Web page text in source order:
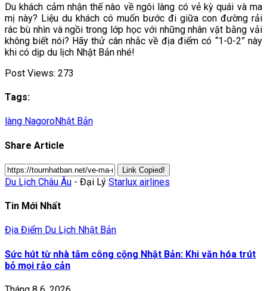
Du khách cảm nhận thế nào về ngôi làng có vẻ kỳ quái và ma
mị này? Liệu du khách có muốn bước đi giữa con đường rải
rác bù nhìn và ngồi trong lớp học với những nhân vật bằng vải
không biết nói? Hãy thử cân nhắc về địa điểm có “1-0-2” này
khi có dịp du lịch Nhật Bản nhé!
Post Views: 273
Tags:
làng NagoroNhật Bản
Share Article
Link Copied!
Du Lịch Châu Âu - Đại Lý Starlux airlines
Tin Mới Nhất
Địa Điểm Du Lịch Nhật Bản
Sức hút từ nhà tắm công cộng Nhật Bản: Khi văn hóa trút
bỏ mọi rảo cản